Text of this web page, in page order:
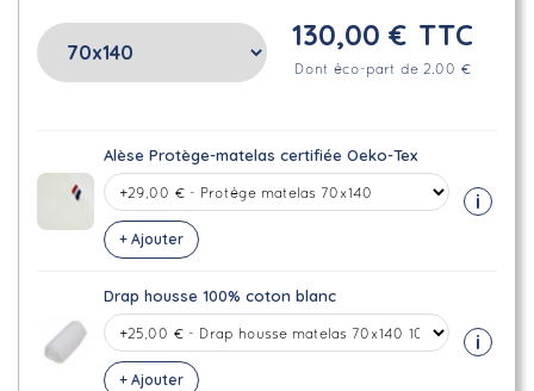
130,00 € TTC
Dont éco-part de 2.00 €
Alèse Protège-matelas certifiée Oeko-Tex
+ Ajouter
i
Drap housse 100% coton blanc
+ Ajouter
i